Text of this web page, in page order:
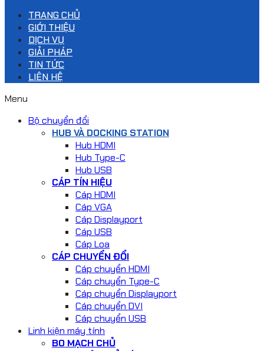
TRANG CHỦ
GIỚI THIỆU
DỊCH VỤ
GIẢI PHÁP
TIN TỨC
LIÊN HỆ
Menu
Bộ chuyển đổi
HUB VÀ DOCKING STATION
Hub HDMI
Hub Type-C
Hub USB
CÁP TÍN HIỆU
Cáp HDMI
Cáp VGA
Cáp Displayport
Cáp USB
Cáp Loa
CÁP CHUYỂN ĐỔI
Cáp chuyển HDMI
Cáp chuyển Type-C
Cáp chuyển Displayport
Cáp chuyển DVI
Cáp chuyển USB
Linh kiện máy tính
BO MẠCH CHỦ